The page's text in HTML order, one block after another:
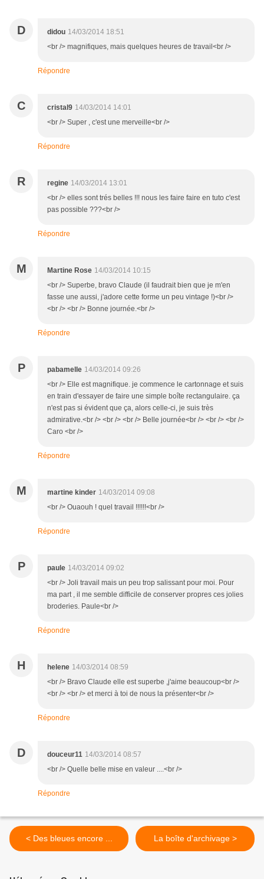
D didou 14/03/2014 18:51
<br /> magnifiques, mais quelques heures de travail<br />
Répondre
C cristal9 14/03/2014 14:01
<br /> Super , c'est une merveille<br />
Répondre
R regine 14/03/2014 13:01
<br /> elles sont trés belles !!! nous les faire faire en tuto c'est
pas possible ???<br />
Répondre
M Martine Rose 14/03/2014 10:15
<br /> Superbe, bravo Claude (il faudrait bien que je m'en
fasse une aussi, j'adore cette forme un peu vintage !)<br />
<br /> <br /> Bonne journée.<br />
Répondre
P pabamelle 14/03/2014 09:26
<br /> Elle est magnifique. je commence le cartonnage et suis
en train d'essayer de faire une simple boîte rectangulaire. ça
n'est pas si évident que ça, alors celle-ci, je suis très
admirative.<br /> <br /> <br /> Belle journée<br /> <br /> <br />
Caro <br />
Répondre
M martine kinder 14/03/2014 09:08
<br /> Ouaouh ! quel travail !!!!!!<br />
Répondre
P paule 14/03/2014 09:02
<br /> Joli travail mais un peu trop salissant pour moi. Pour
ma part , il me semble difficile de conserver propres ces jolies
broderies. Paule<br />
Répondre
H helene 14/03/2014 08:59
<br /> Bravo Claude elle est superbe ,j'aime beaucoup<br />
<br /> <br /> et merci à toi de nous la présenter<br />
Répondre
D douceur11 14/03/2014 08:57
<br /> Quelle belle mise en valeur ....<br />
Répondre
< Des bleues encore ... La boîte d'archivage >